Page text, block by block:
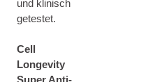
und klinisch
getestet.
Cell
Longevity
Super Anti-